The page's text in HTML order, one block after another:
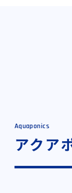
Aquaponics
アクア